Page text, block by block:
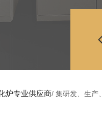
炉专业供应商/ 集研发、生产